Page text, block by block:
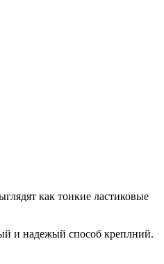
как тонкие ластиковые
и надежый способ креплний.